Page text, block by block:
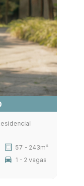
57 - 243m²
1 - 2 vagas